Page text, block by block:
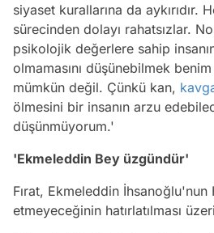
siyaset kurallarına da aykırıdır.
sürecinden dolayı rahatsızlar.
psikolojik değerlere sahip
olmamasını düşünebilmek
mümkün değil. Çünkü kan,
ölmesini bir insanın arzu
düşünmüyorum.'
'Ekmeleddin Bey üzgündür'
Fırat, Ekmeleddin
etmeyeceğinin hatırlatılması